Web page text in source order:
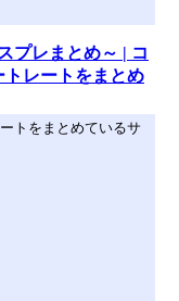
プレまとめ～ | コ
トレートをまとめ
トをまとめているサ